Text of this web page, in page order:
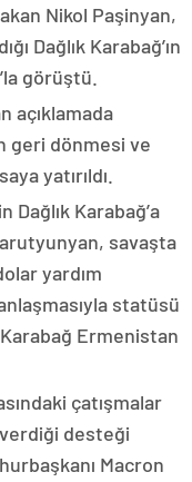
Nikol Paşinyan,
Dağlık Karabağ’ın
görüştü.
açıklamada
geri dönmesi ve
yatırıldı.
Karabağ’a
savaşta
yardım
statüsü
Ermenistan
çatışmalar
desteği
Macron